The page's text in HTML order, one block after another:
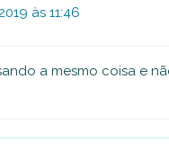
às 11:46
a mesmo coisa e